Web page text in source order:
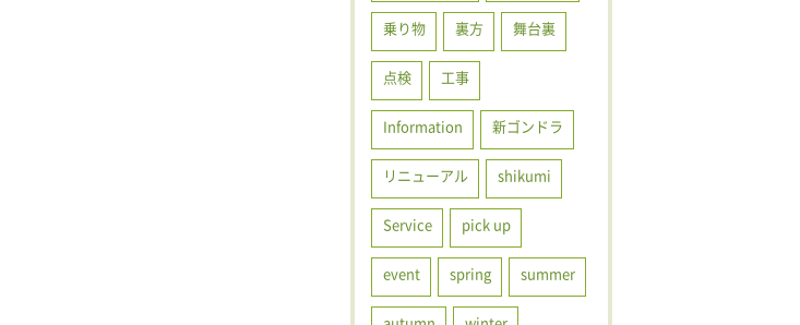
乗り物 裏方 舞台裏
点検 工事
Information 新ゴンドラ
リニューアル shikumi
Service pick up
event spring summer